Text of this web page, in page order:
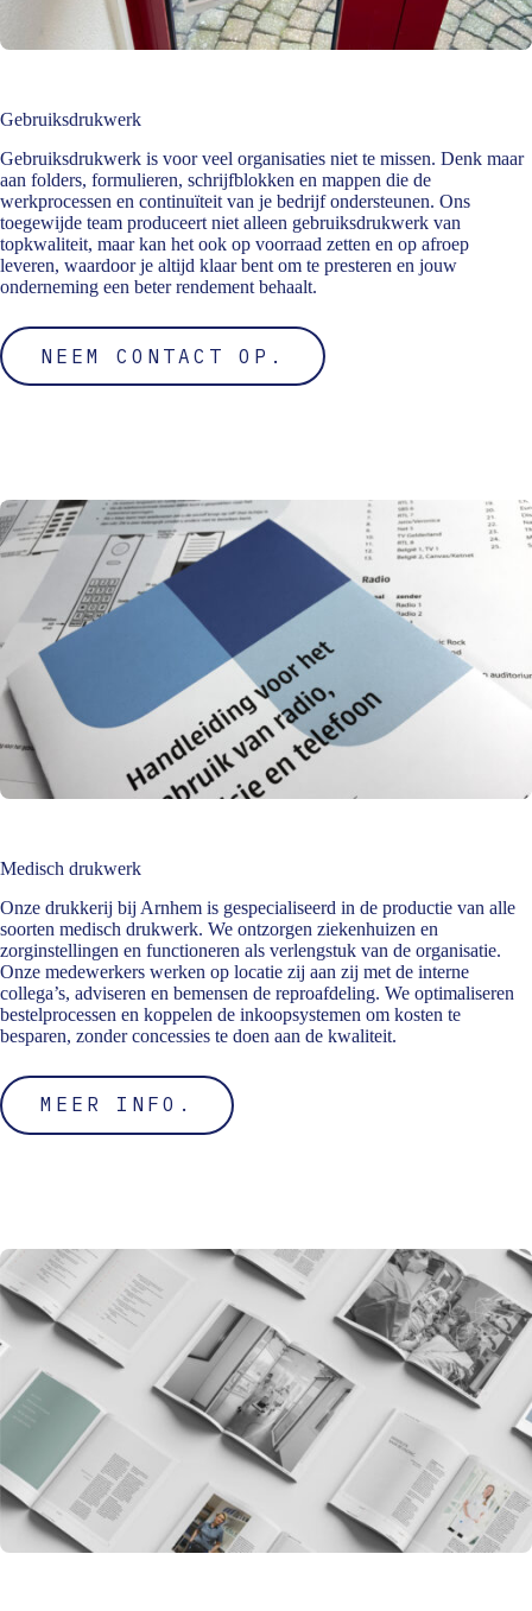
Gebruiksdrukwerk
Gebruiksdrukwerk is voor veel organisaties niet te missen. Denk maar
aan folders, formulieren, schrijfblokken en mappen die de
werkprocessen en continuïteit van je bedrijf ondersteunen. Ons
toegewijde team produceert niet alleen gebruiksdrukwerk van
topkwaliteit, maar kan het ook op voorraad zetten en op afroep
leveren, waardoor je altijd klaar bent om te presteren en jouw
onderneming een beter rendement behaalt.
NEEM CONTACT OP.
Medisch drukwerk
Onze drukkerij bij Arnhem is gespecialiseerd in de productie van alle
soorten medisch drukwerk. We ontzorgen ziekenhuizen en
zorginstellingen en functioneren als verlengstuk van de organisatie.
Onze medewerkers werken op locatie zij aan zij met de interne
collega’s, adviseren en bemensen de reproafdeling. We optimaliseren
bestelprocessen en koppelen de inkoopsystemen om kosten te
besparen, zonder concessies te doen aan de kwaliteit.
MEER INFO.